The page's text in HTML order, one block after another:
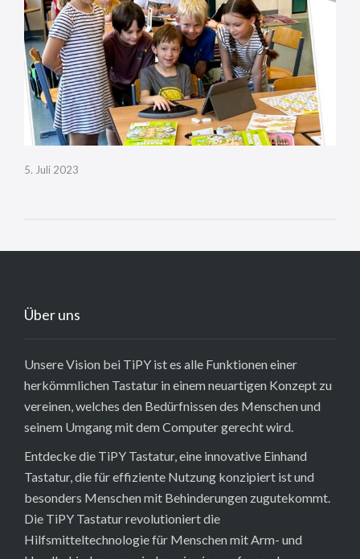
5. Juli 2023
Über uns
Unsere Vision bei TiPY ist es alle Funktionen einer
herkömmlichen Tastatur in einem neuartigen Konzept zu
vereinen, welches den Bedürfnissen des Menschen und
seinem Umgang mit dem Computer gerecht wird.
Entdecke die TiPY Tastatur, eine innovative Einhand
Tastatur, die für effiziente Nutzung konzipiert ist und
besonders Menschen mit Behinderungen zugutekommt.
Die TiPY Tastatur revolutioniert die
Hilfsmitteltechnologie für Menschen mit Arm- und